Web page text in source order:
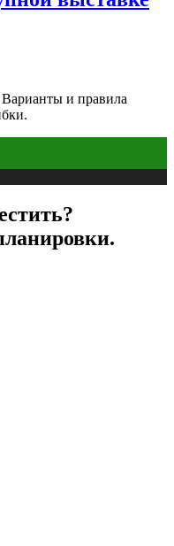
Варианты и правила